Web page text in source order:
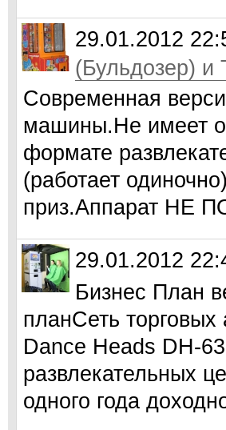
29.01.2012
(Бульдозер)
Современная
машины.Не имеет
формате
(работает
приз.Аппарат НЕ
29.01.2012
Бизнес План
планСеть
Dance Heads DH-
развлекательных
одного года